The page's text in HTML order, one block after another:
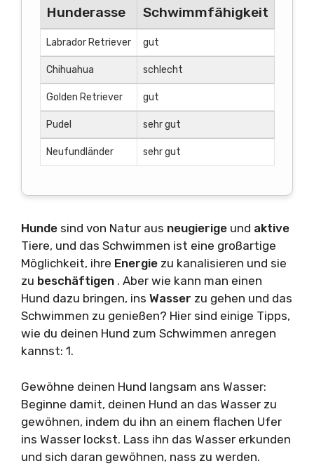
Hunderasse Schwimmfähigkeit
Labrador Retriever gut
Chihuahua schlecht
Golden Retriever gut
Pudel sehr gut
Neufundländer sehr gut
Hunde sind von Natur aus neugierige und aktive
Tiere, und das Schwimmen ist eine großartige
Möglichkeit, ihre Energie zu kanalisieren und sie
zu beschäftigen . Aber wie kann man einen
Hund dazu bringen, ins Wasser zu gehen und das
Schwimmen zu genießen? Hier sind einige Tipps,
wie du deinen Hund zum Schwimmen anregen
kannst: 1.
Gewöhne deinen Hund langsam ans Wasser:
Beginne damit, deinen Hund an das Wasser zu
gewöhnen, indem du ihn an einem flachen Ufer
ins Wasser lockst. Lass ihn das Wasser erkunden
und sich daran gewöhnen, nass zu werden.